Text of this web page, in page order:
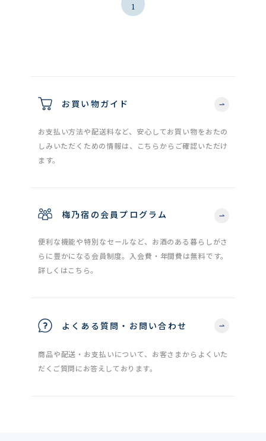
1
お買い物ガイド
お支払い方法や配送料など、安心してお買い物をおたの
しみいただくための情報は、こちらからご確認いただけ
ます。
梅乃宿の会員プログラム
便利な機能や特別なセールなど、お酒のある暮らしがさ
らに豊かになる会員制度。入会費・年間費は無料です。
詳しくはこちら。
よくある質問・お問い合わせ
商品や配送・お支払いについて、お客さまからよくいた
だくご質問にお答えしております。